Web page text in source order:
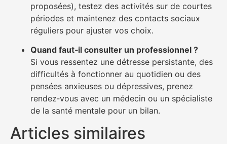
proposées), testez des activités sur de courtes
périodes et maintenez des contacts sociaux
réguliers pour ajuster vos choix.
Quand faut‑il consulter un professionnel ?
Si vous ressentez une détresse persistante, des
difficultés à fonctionner au quotidien ou des
pensées anxieuses ou dépressives, prenez
rendez‑vous avec un médecin ou un spécialiste
de la santé mentale pour un bilan.
Articles similaires